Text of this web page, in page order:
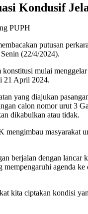
Kondusif
putusan
(22/4/2024).
konstitusi mulai
21 April 2024.
yang diajukan
calon nomor urut 3
dikabulkan atau tidak.
mengimbau masyarakat
berjalan dengan lancar
mempengaruhi agenda ke
kita ciptakan kondisi